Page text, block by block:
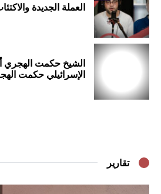
العملة الجديدة
الشيخ حكمت الهجري
الإسرائيلي حكمت
تقارير